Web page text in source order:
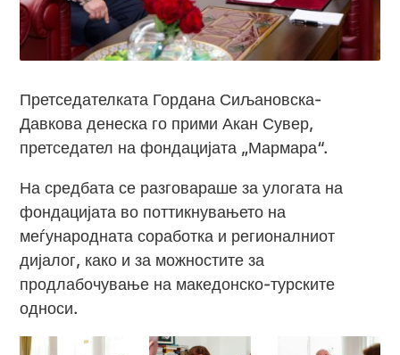
Претседателката Гордана Сиљановска-
Давкова денеска го прими Акан Сувер,
претседател на фондацијата „Мармара“.
На средбата се разговараше за улогата на
фондацијата во поттикнувањето на
меѓународната соработка и регионалниот
дијалог, како и за можностите за
продлабочување на македонско-турските
односи.